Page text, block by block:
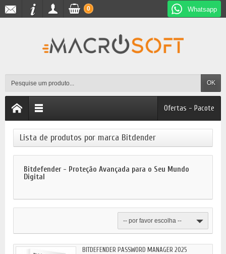
Whatsapp
OK
0
Ofertas - Pacote
Lista de produtos por marca Bitdender
Bitdefender - Proteção Avançada para o Seu Mundo
Digital
-- por favor escolha --
BITDEFENDER PASSWORD MANAGER 2025